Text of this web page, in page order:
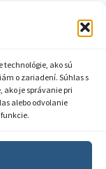
technológie, ako sú
o zariadení. Súhlas s
je správanie pri
alebo odvolanie